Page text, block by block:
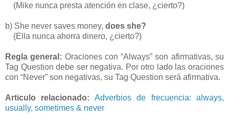
(Mike nunca presta atención en clase, ¿cierto?)
b) She never saves money, does she?
(Ella nunca ahorra dinero, ¿cierto?)
Regla general: Oraciones con “Always” son afirmativas, su
Tag Question debe ser negativa. Por otro lado las oraciones
con “Never” son negativas, su Tag Question será afirmativa.
Articulo relacionado:
Adverbios de frecuencia: always,
usually, sometimes & never